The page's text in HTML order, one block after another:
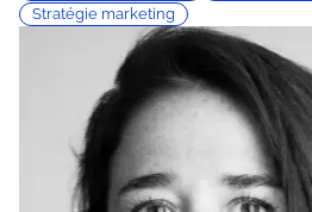
Stratégie marketing